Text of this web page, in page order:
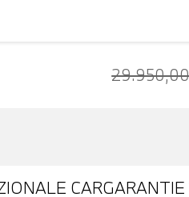
CARGARANTIE